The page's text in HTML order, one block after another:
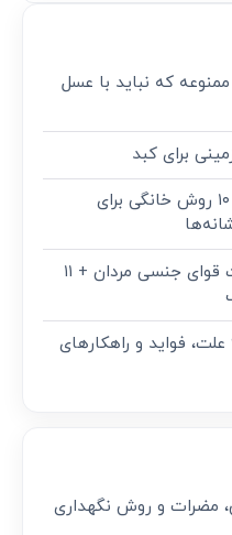
نخوریم + 9 غذای ممنوعه که نباید با عسل
تشخیص عسل طبیعی از تقلبی: ۱۰ روش خانگی برای
طرز تهیه بهترین معجون تقویت قوای جنسی مردان + ۱۱
فواید و راهکارهای
مضرات و روش نگهداری